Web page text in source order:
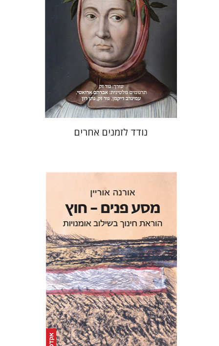
עכשיו בהנחה
$42
$31
נודד לזמנים אחרים
אורנה אוריין
הנחת אתר ספר מודפס
$28
$25